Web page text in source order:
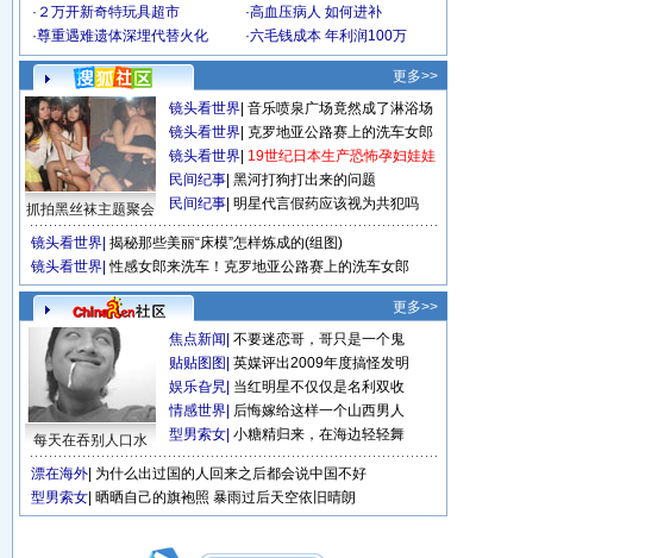
· ２万开新奇特玩具超市 ·高血压病人 如何进补
·尊重遇难遗体深埋代替火化 ·六毛钱成本 年利润100万
更多>>
抓拍黑丝袜主题聚会
镜头看世界 音乐喷泉广场竟然成了淋浴场
镜头看世界 克罗地亚公路赛上的洗车女郎
镜头看世界 19世纪日本生产恐怖孕妇娃娃
民间纪事 黑河打狗打出来的问题
民间纪事 明星代言假药应该视为共犯吗
镜头看世界 揭秘那些美丽“床模”怎样炼成的(组图)
镜头看世界 性感女郎来洗车！克罗地亚公路赛上的洗车女郎
更多>>
每天在吞别人口水
焦点新闻 不要迷恋哥，哥只是一个鬼
贴贴图图 英媒评出2009年度搞怪发明
娱乐旮旯 当红明星不仅仅是名利双收
情感世界 后悔嫁给这样一个山西男人
型男索女 小糖精归来，在海边轻轻舞
漂在海外 为什么出过国的人回来之后都会说中国不好
型男索女 晒晒自己的旗袍照 暴雨过后天空依旧晴朗